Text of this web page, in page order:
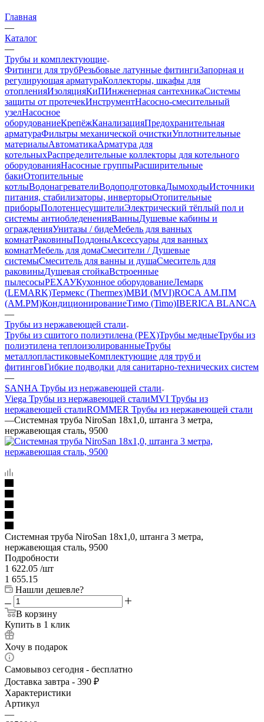
Главная
—
Каталог
—
Трубы и комплектующие
Фитинги для трубРезьбовые латунные фитингиЗапорная и
регулирующая арматураКоллекторы, шкафы для
отопленияИзоляцияКиПИнженерная сантехникаСистемы
защиты от протечекИнструментНасосно-смесительный
узелНасосное
оборудованиеКрепёжКанализацияПредохранительная
арматураФильтры механической очисткиУплотнительные
материалыАвтоматикаАрматура для
котельныхРаспределительные коллекторы для котельного
оборудованияНасосные группыРасширительные
бакиОтопительные
котлыВодонагревателиВодоподготовкаДымоходыИсточники
питания, стабилизаторы, инверторыОтопительные
приборыПолотенцесушителиЭлектрический тёплый пол и
системы антиобледененияВанныДушевые кабины и
огражденияУнитазы / бидеМебель для ванных
комнатРаковиныПоддоныАксессуары для ванных
комнатМебель для домаСмесители / Душевые
системыСмеситель для ванны и душаСмеситель для
раковиныДушевая стойкаВстроенные
пылесосыРЕХАУКухонное оборудованиеЛемарк
(LEMARK)Термекс (Thermex)МВИ (MVI)ROCA АМ.ПМ
(AM.PM)КондиционированиеТимо (Timo)IBERICA BLANCA
—
Трубы из нержавеющей стали
Трубы из сшитого полиэтилена (PEX)Трубы медныеТрубы из
полиэтилена теплоизолированныеТрубы
металлопластиковыеКомплектующие для труб и
фитинговГибкие подводки для санитарно-технических систем
—
SANHA Трубы из нержавеющей стали
Viega Трубы из нержавеющей сталиMVI Трубы из
нержавеющей сталиROMMER Трубы из нержавеющей стали
—Системная труба NiroSan 18x1,0, штанга 3 метра,
нержавеющая сталь, 9500
Системная труба NiroSan 18x1,0, штанга 3 метра,
нержавеющая сталь, 9500
Подробности
1 622.05 /шт
1 655.15
Нашли дешевле?
В корзину
Купить в 1 клик
Хочу в подарок
Самовывоз сегодня - бесплатно
Доставка завтра - 390 ₽
Характеристики
Артикул
—